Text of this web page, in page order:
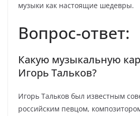
музыки как настоящие шедевры.
Вопрос-ответ:
Какую музыкальную
Игорь Тальков?
Игорь Тальков был известным
российским певцом,